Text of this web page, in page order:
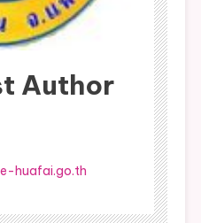
Author
huafai.go.th